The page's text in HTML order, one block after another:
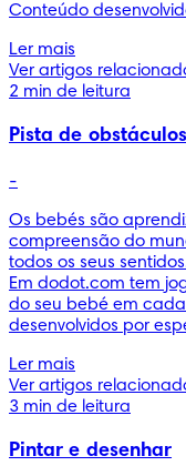
Conteúdo
Ler mais
Ver artigos
2 min de leitura
Pista de obstáculos
-
Os bebés são
compreensão do
todos os seus
Em dodot.com tem
do seu bebé em
desenvolvidos por
Ler mais
Ver artigos
3 min de leitura
Pintar e desenhar